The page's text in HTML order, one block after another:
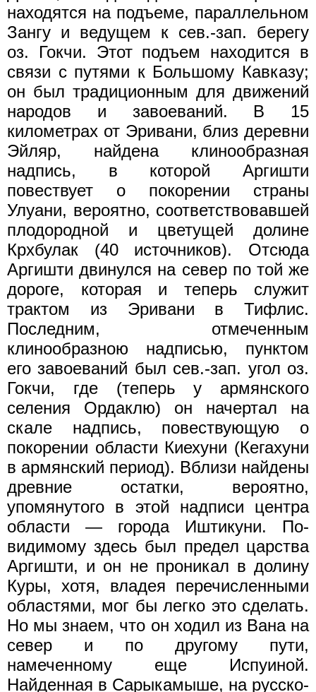
находятся на подъеме, параллельном
Зангу и ведущем к сев.-зап. берегу
оз. Гокчи. Этот подъем находится в
связи с путями к Большому Кавказу;
он был традиционным для движений
народов и завоеваний. В 15
километрах от Эривани, близ деревни
Эйляр, найдена клинообразная
надпись, в которой Аргишти
повествует о покорении страны
Улуани, вероятно, соответствовавшей
плодородной и цветущей долине
Крхбулак (40 источников). Отсюда
Аргишти двинулся на север по той же
дороге, которая и теперь служит
трактом из Эривани в Тифлис.
Последним, отмеченным
клинообразною надписью, пунктом
его завоеваний был сев.-зап. угол оз.
Гокчи, где (теперь у армянского
селения Ордаклю) он начертал на
скале надпись, повествующую о
покорении области Киехуни (Кегахуни
в армянский период). Вблизи найдены
древние остатки, вероятно,
упомянутого в этой надписи центра
области — города Иштикуни. По-
видимому здесь был предел царства
Аргишти, и он не проникал в долину
Куры, хотя, владея перечисленными
областями, мог бы легко это сделать.
Но мы знаем, что он ходил из Вана на
север и по другому пути,
намеченному еще Испуиной.
Найденная в Сарыкамыше, на русско-